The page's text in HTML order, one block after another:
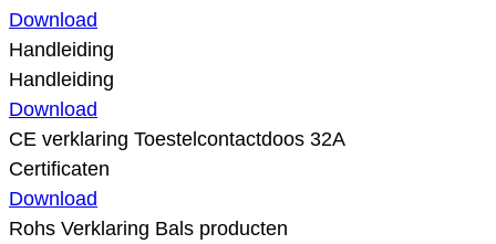
Download
Handleiding
Handleiding
Download
CE verklaring Toestelcontactdoos 32A
Certificaten
Download
Rohs Verklaring Bals producten